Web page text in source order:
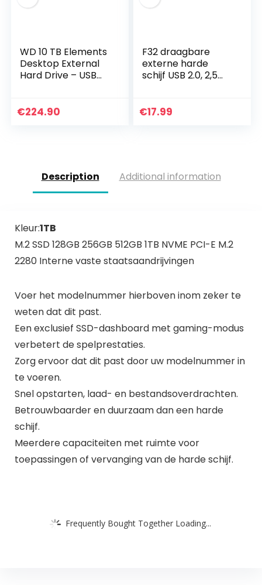
WD 10 TB Elements
Desktop External
Hard Drive – USB
€224.90
F32 draagbare
externe harde
schijf USB 2.0, 2,5
up/opslag, 200 GB
€17.99
Description Additional information
Kleur:1TB
M.2 SSD 128GB 256GB 512GB 1TB NVME PCI-E M.2
2280 Interne vaste staatsaandrijvingen
Voer het modelnummer hierboven inom zeker te
weten dat dit past.
Een exclusief SSD-dashboard met gaming-modus
verbetert de spelprestaties.
Zorg ervoor dat dit past door uw modelnummer in
te voeren.
Snel opstarten, laad- en bestandsoverdrachten.
Betrouwbaarder en duurzaam dan een harde
schijf.
Meerdere capaciteiten met ruimte voor
toepassingen of vervanging van de harde schijf.
Frequently Bought Together Loading...